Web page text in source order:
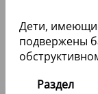
Дети,
подвержены
Раздел